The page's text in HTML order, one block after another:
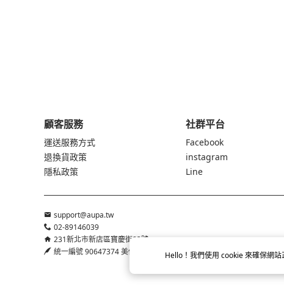
Hello！我們使用 cookie來確保網站
顧客服務
運送服務方式
退換貨政策
隱私政策
社群平台
Facebook
instagram
Line
support@aupa.tw
02-89146039
231新北市新店區寶慶街83號
統一編號 90647374 美優創意有限公司